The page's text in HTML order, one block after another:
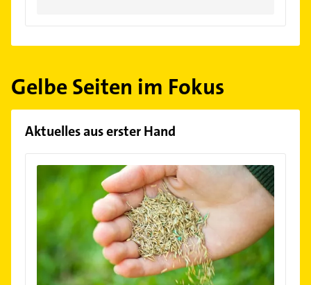
Gelbe Seiten im Fokus
Aktuelles aus erster Hand